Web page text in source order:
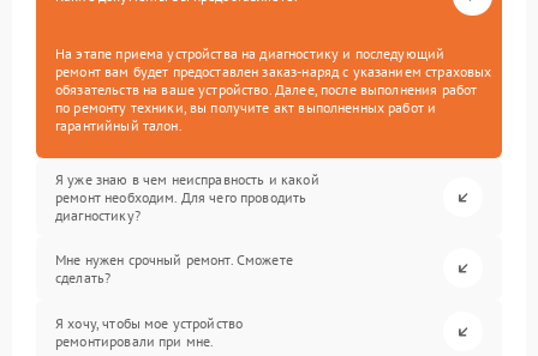
На этапе приема устройства на диагностику и последующий
ремонт вам будет предоставлен заказ-наряд с указанием страховых
обязательств на ваше устройство. Далее, после выполнения работ
по ремонту техники, вы получите акт выполненных работ и
гарантийный талон.
Я уже знаю в чем неисправность и какой
ремонт необходим. Для чего проводить
диагностику?
Мне нужен срочный ремонт. Сможете
сделать?
Я хочу, чтобы мое устройство
ремонтировали при мне.